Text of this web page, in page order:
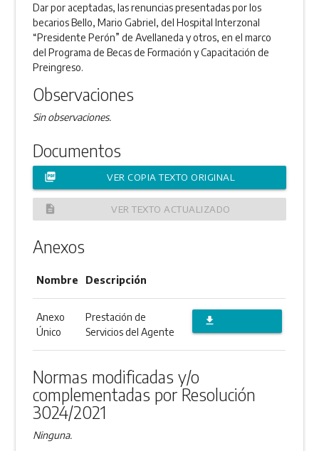
Dar por aceptadas, las renuncias presentadas por los
becarios Bello, Mario Gabriel, del Hospital Interzonal
“Presidente Perón” de Avellaneda y otros, en el marco
del Programa de Becas de Formación y Capacitación de
Preingreso.
Observaciones
Sin observaciones.
Documentos
picture_as_pdf VER COPIA TEXTO ORIGINAL
description VER TEXTO ACTUALIZADO
Anexos
Nombre Descripción
Anexo
Único
Prestación de
Servicios del Agente
file_download
Normas modificadas y/o
complementadas por Resolución
3024/2021
Ninguna.